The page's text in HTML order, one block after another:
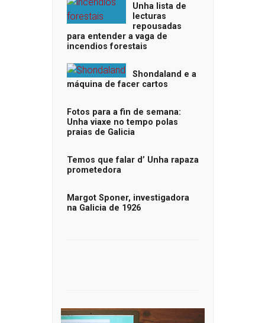
Unha lista de
lecturas
repousadas
para entender a vaga de
incendios forestais
Shondaland e a
máquina de facer cartos
Fotos para a fin de semana:
Unha viaxe no tempo polas
praias de Galicia
Temos que falar d’ Unha rapaza
prometedora
Margot Sponer, investigadora
na Galicia de 1926